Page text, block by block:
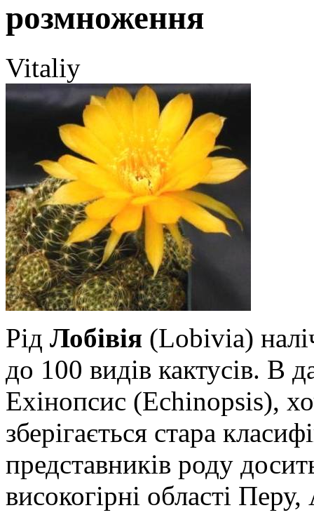
розмноження
Vitaliy
Рід Лобівія (Lobivia)
до 100 видів кактусів. В
Ехінопсис (Echinopsis),
зберігається стара
представників роду
високогірні області Перу,